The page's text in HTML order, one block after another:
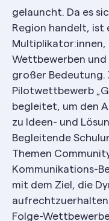
gelauncht. Da es
Region handelt, ist
Wettbewerben und
großer Bedeutung.
Pilotwettbewerb
begleitet, um den
zu Ideen- und
Begleitende
Themen
Kommunikations-
mit dem Ziel, die
Folge-